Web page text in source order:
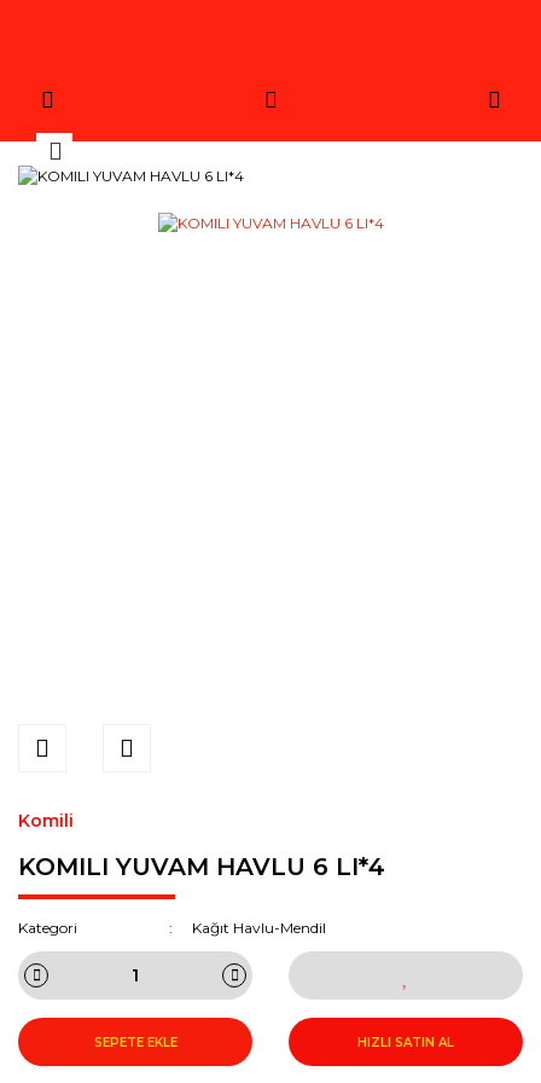
Komili
KOMILI YUVAM HAVLU 6 LI*4
Kategori Kağıt Havlu-Mendil
SEPETE EKLE HIZLI SATIN AL